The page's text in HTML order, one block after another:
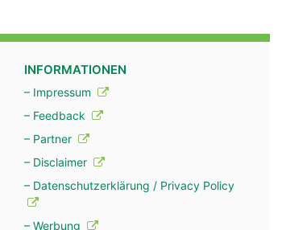
INFORMATIONEN
– Impressum
– Feedback
– Partner
– Disclaimer
– Datenschutzerklärung / Privacy Policy
– Werbung